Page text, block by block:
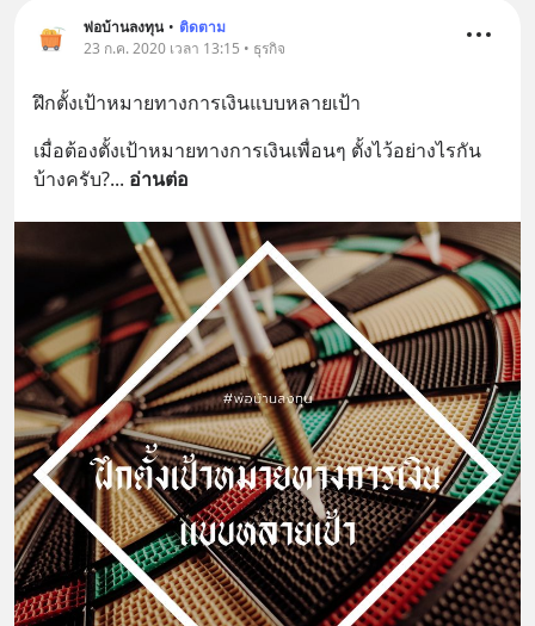
พ่อบ้านลงทุน • ติดตาม
23 ก.ค. 2020 เวลา 13:15 • ธุรกิจ
ฝึกตั้งเป้าหมายทางการเงินแบบหลายเป้า
เมื่อต้องตั้งเป้าหมายทางการเงินเพื่อนๆ ตั้งไว้อย่างไรกัน
บ้างครับ?... อ่านต่อ